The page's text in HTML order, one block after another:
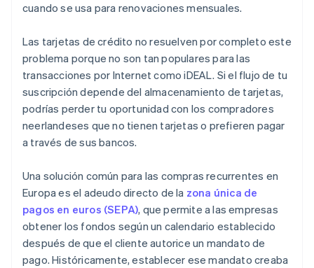
cuando se usa para renovaciones mensuales.
Las tarjetas de crédito no resuelven por completo este
problema porque no son tan populares para las
transacciones por Internet como iDEAL. Si el flujo de tu
suscripción depende del almacenamiento de tarjetas,
podrías perder tu oportunidad con los compradores
neerlandeses que no tienen tarjetas o prefieren pagar
a través de sus bancos.
Una solución común para las compras recurrentes en
Europa es el adeudo directo de la zona única de
pagos en euros (SEPA), que permite a las empresas
obtener los fondos según un calendario establecido
después de que el cliente autorice un mandato de
pago. Históricamente, establecer ese mandato creaba